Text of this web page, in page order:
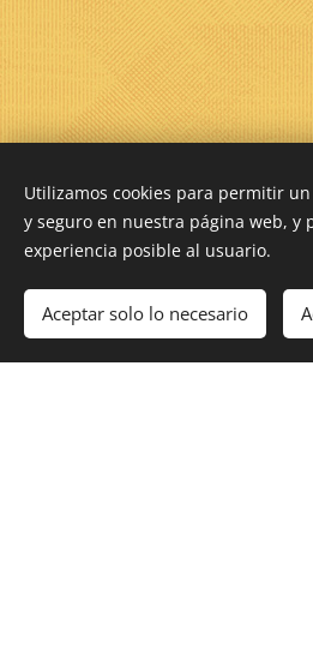
Utilizamos cookies para permitir
y seguro en nuestra página web, y
experiencia posible al usuario.
Aceptar solo lo necesario